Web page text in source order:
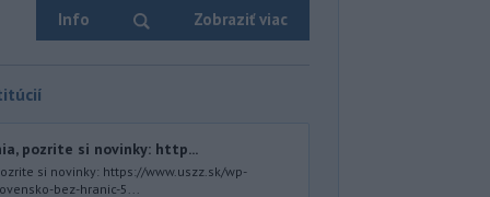
Info Zobraziť viac
pozrite si novinky: http...
si novinky: https://www.uszz.sk/wp-
bez-hranic-5...